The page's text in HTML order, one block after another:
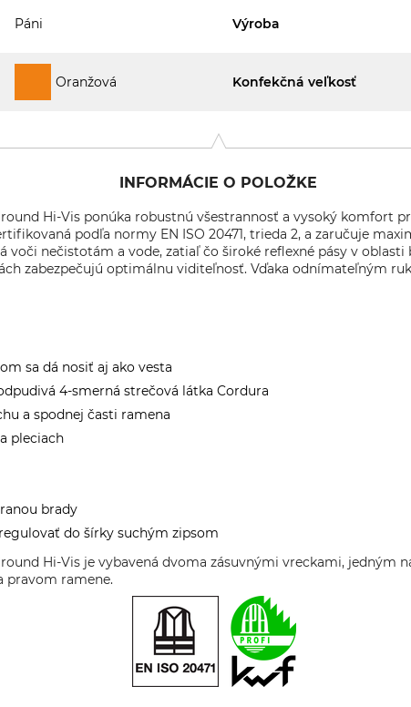
Páni Výroba
Oranžová Konfekčná veľkosť
INFORMÁCIE O POLOŽKE
Hi-Vis ponúka robustnú všestrannosť a vysoký komfort
podľa normy EN ISO 20471, trieda 2, a zaručuje
voči nečistotám a vode, zatiaľ čo široké reflexné pásy v
zabezpečujú optimálnu viditeľnosť. Vďaka odnímateľným
sa dá nosiť aj ako vesta
4-smerná strečová látka Cordura
a spodnej časti ramena
pleciach
brady
do šírky suchým zipsom
Hi-Vis je vybavená dvoma zásuvnými vreckami, jedným
pravom ramene.